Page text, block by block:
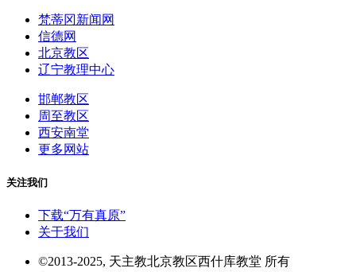
梵蒂冈新闻网
信德网
北京教区
辽宁教理中心
邯郸教区
周至教区
西安南堂
更多网站
关注我们
下载“万有真原”
关于我们
©2013-2025, 天主教北京教区西什库教堂 所有